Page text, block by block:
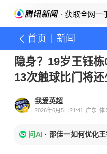
· 获取全网一
首页 新闻
隐身？19岁王钰栋
13次触球比门将
我爱英超
2026年6月5日21:41 广东 体
问AI · 邵佳一如何优化王